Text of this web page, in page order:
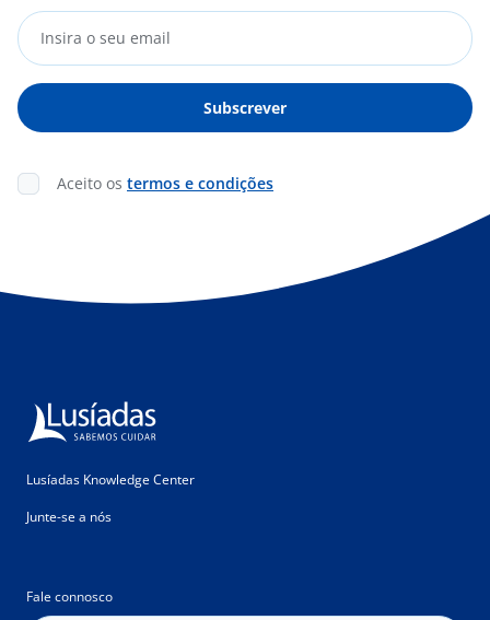
Aceito os termos e condições
Lusíadas Knowledge Center
Junte-se a nós
Fale connosco